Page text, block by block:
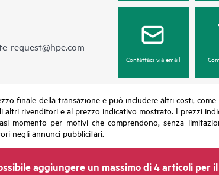
request@hpe.com
Contattaci via email
finale della transazione e può includere altri costi,
rivenditori e al prezzo indicativo mostrato. I prezzi
momento per motivi che comprendono, senza
negli annunci pubblicitari.
aggiungere un massimo di 4 articoli per